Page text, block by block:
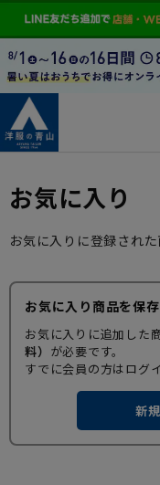
お気に入り
お気に入りに登録された
お気に入り商品を保
お気に入りに追加した
料） が必要です。
すでに会員の方はログ
新